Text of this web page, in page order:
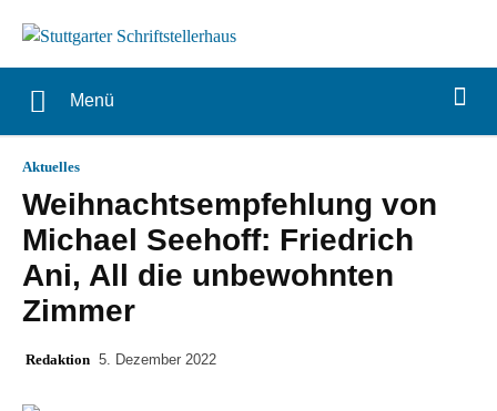
Menü
Aktuelles
Weihnachtsempfehlung von
Michael Seehoff: Friedrich
Ani, All die unbewohnten
Zimmer
Redaktion 5. Dezember 2022